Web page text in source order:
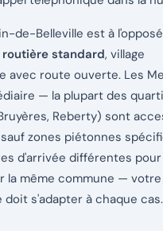
de-Belleville est à
standard, village
avec route ouverte. Les
— la plupart des
Reberty) sont
zones piétonnes
d'arrivée différentes
la même commune — votre
doit s'adapter à chaque cas.